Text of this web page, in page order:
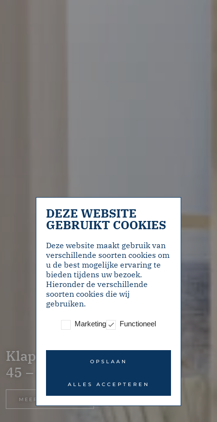
Klaprozenweg 38B
45 – Amsterdam
MEER INFORMATIE
DEZE WEBSITE
GEBRUIKT COOKIES
Deze website maakt gebruik van
verschillende soorten cookies om
u de best mogelijke ervaring te
bieden tijdens uw bezoek.
Hieronder de verschillende
soorten cookies die wij
gebruiken.
Marketing Functioneel
OPSLAAN
ALLES ACCEPTEREN